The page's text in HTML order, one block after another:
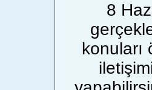
8
konuları